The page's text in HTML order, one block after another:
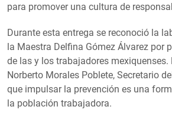
para promover una cultura de
Durante esta entrega se reconoció la
la Maestra Delfina Gómez Álvarez por
de las y los trabajadores mexiquenses.
Norberto Morales Poblete, Secretario
que impulsar la prevención es una
la población trabajadora.